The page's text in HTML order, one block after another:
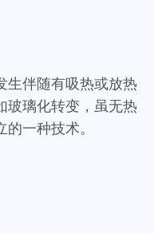
生伴随有吸热或放热
玻璃化转变，虽无热
一种技术。